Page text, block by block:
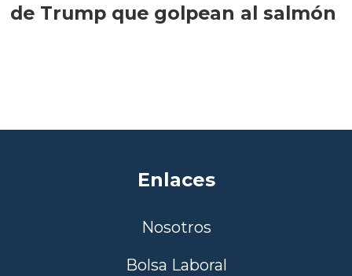
de Trump que golpean al salmón
Enlaces
Nosotros
Bolsa Laboral